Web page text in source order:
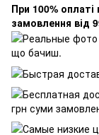
При 100% оплаті
замовлення від
що бачиш.
грн суми